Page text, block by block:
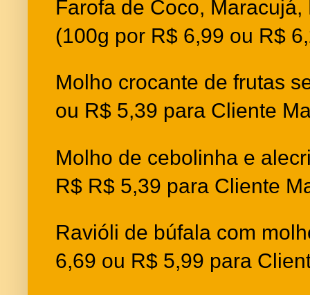
Farofa de Coco,
(100g por R$ 6,99 ou R$
Molho crocante de frutas
ou R$ 5,39 para Cliente
Molho de cebolinha e
R$ R$ 5,39 para Cliente
Ravióli de búfala com
6,69 ou R$ 5,99 para